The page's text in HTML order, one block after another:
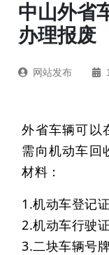
中山外省
办理报废
网站发布
外省车辆可以
需向机动车回
材料：
1.机动车登记
2.机动车行驶证
3.二块车辆号牌